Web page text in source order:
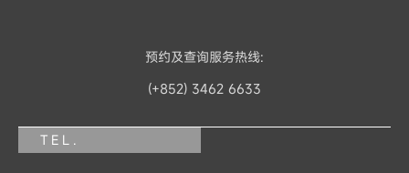
预约及查询服务热线:
(+852) 3462 6633
TEL.